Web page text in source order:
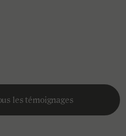
les témoignages